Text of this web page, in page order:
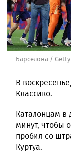
Барселона /
В
Классико.
Каталонцам в
минут, чтобы
пробил со
Куртуа.